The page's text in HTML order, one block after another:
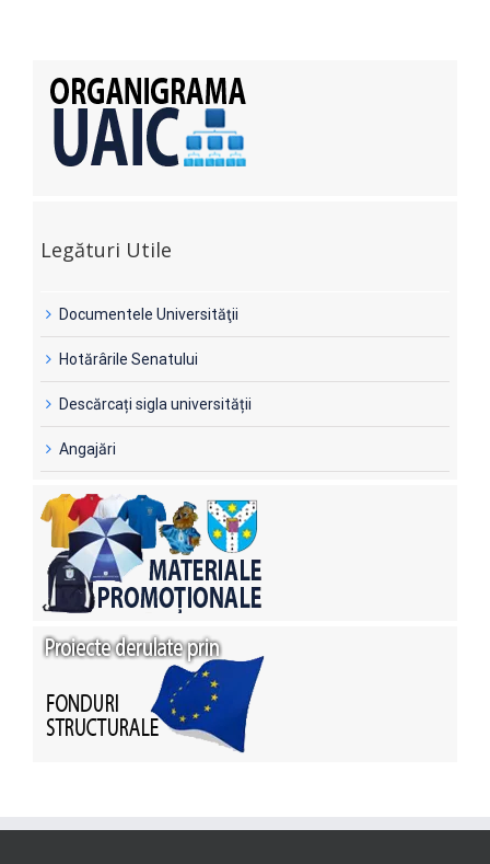
Legături Utile
Documentele Universităţii
Hotărârile Senatului
Descărcați sigla universității
Angajări